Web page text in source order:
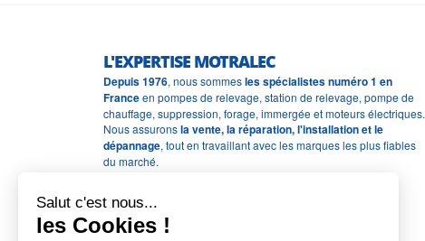
L'EXPERTISE MOTRALEC
Depuis 1976, nous sommesles spécialistes numéro 1 en
Franceen pompes de relevage, station de relevage, pompe de
chauffage, suppression, forage, immergée et moteurs électriques.
Nous assuronsla vente, la réparation, l'installation et le
dépannage, tout en travaillant avec les marques les plus fiables
du marché.